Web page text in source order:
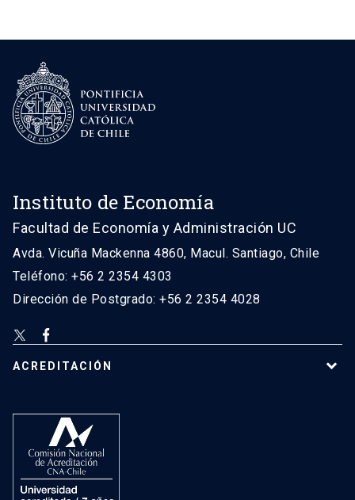
Instituto de Economía
Facultad de Economía y Administración UC
Avda. Vicuña Mackenna 4860, Macul. Santiago, Chile
Teléfono: +56 2 2354 4303
Dirección de Postgrado: +56 2 2354 4028
ACREDITACIÓN